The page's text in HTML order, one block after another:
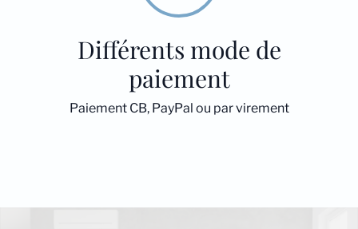
Différents mode de
paiement
Paiement CB, PayPal ou par virement